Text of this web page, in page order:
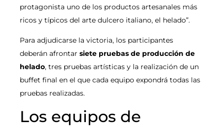
protagonista uno de los productos artesanales más
ricos y típicos del arte dulcero italiano, el helado”.
Para adjudicarse la victoria, los participantes
deberán afrontar siete pruebas de producción de
helado, tres pruebas artísticas y la realización de un
buffet final en el que cada equipo expondrá todas las
pruebas realizadas.
Los equipos de